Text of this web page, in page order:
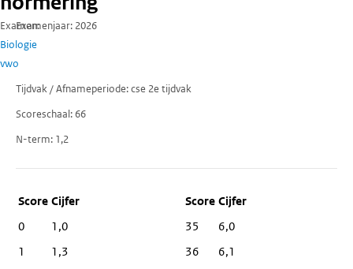
Examen
Biologie
vwo
Examenjaar 2026
Tijdvak / Afnameperiode cse 2e tijdvak
Scoreschaal 66
N-term 1,2
Score Cijfer
0
1,0
1
1,3
35
6,0
36
6,1